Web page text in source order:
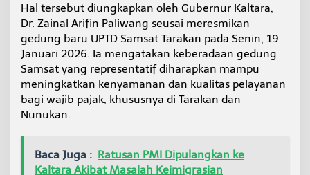
a
k
n
P
e
m
b
n
a
Hal tersebut diungkapkan oleh Gubernur Kaltara,
Dr. Zainal Arifin Paliwang seusai meresmikan
gedung baru UPTD Samsat Tarakan pada Senin, 19
Januari 2026. Ia mengatakan keberadaan gedung
Samsat yang representatif diharapkan mampu
meningkatkan kenyamanan dan kualitas pelayanan
bagi wajib pajak, khususnya di Tarakan dan
Nunukan.
Baca Juga : Ratusan PMI Dipulangkan ke
Kaltara Akibat Masalah Keimigrasian